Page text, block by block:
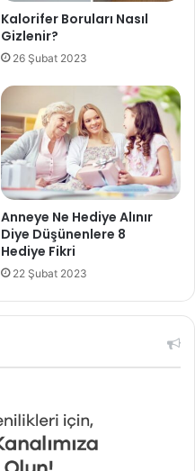
Kalorifer Boruları Nasıl
Gizlenir?
26 Şubat 2023
Anneye Ne Hediye Alınır
Diye Düşünenlere 8
Hediye Fikri
22 Şubat 2023